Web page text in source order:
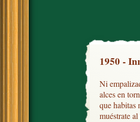
1950 -
Ni
alces en
que habitas
muéstrate